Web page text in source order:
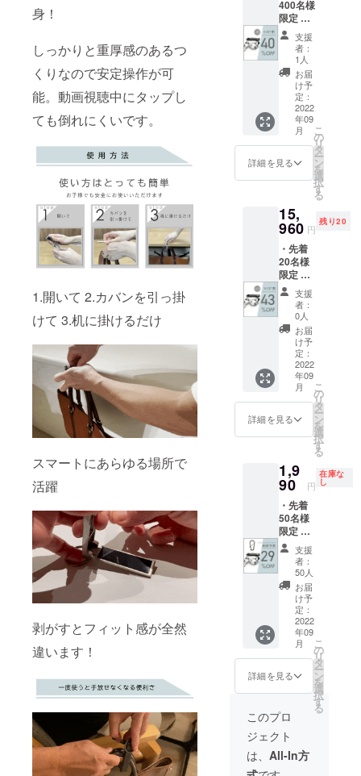
身！
しっかりと重厚感のあるつ
くりなので安定操作が可
能。動画視聴中にタップし
ても倒れにくいです。
1.開いて 2.カバンを引っ掛
けて 3.机に掛けるだけ
スマートにあらゆる場所で
活躍
剥がすとフィット感が全然
違います！
ご注文
状況、
使用部
材の供
給状
況、製
造工程
上の都
合等に
より出
荷時期
る場合
があり
売価格
が販売
予定価
格より
下がる
可能性
もござ
いま
す。 ※
デザイ
ン・仕
様は変
更にな
す。ご
了承く
ださ
い。 ※
ご注文
状況、
使用部
材の供
給状
況、製
造工程
上の都
合等に
より出
荷時期
る場合
があり
ので
す。 ・
※価格は
消費税
込・送
料込で
す。 ※
色は4色
からお
選びい
ただけ
ます。
※皆様の
率が向
上した
場合、
正規販
売価格
が販売
予定価
格より
下がる
可能性
もござ
いま
す。 ※
デザイ
ン・仕
様は変
更にな
す。ご
了承く
ださ
い。 ※
ご注文
状況、
使用部
材の供
給状
況、製
造工程
上の都
合等に
より出
荷時期
る場合
があり
400名様
限定 ・
smarth
ook #ス
マフッ
ク ×5点
・一般
販売予
定価
格：
14,000
円(税込)
・割引
率は税
込予定
格
(14,000
円)に対
するも
ので
す。 ・
※価格は
消費税
込・送
料込で
す。 ※
色は4色
からお
選びい
ただけ
ます。
※皆様の
率が向
上した
場合、
正規販
売価格
が販売
予定価
格より
下がる
可能性
もござ
いま
す。 ※
デザイ
ン・仕
様は変
更にな
ざいま
了承く
ださ
い。 ※
支援
者：
1人
お届
け予
定：
2022
年09
月
詳細を見る
こ
の
リ
タ
ー
ン
を
選
択
す
る
15,
960 円
残り20
・先着
20名様
限定 ・
smarth
ook #ス
マフッ
ク × 10
点 ・一
般販売
予定価
格：
28,000
円(税込)
・割引
率は税
込予定
格
(28,000
円)に対
するも
ので
す。 ・
※価格は
消費税
込・送
料込で
す。 ※
色は4色
からお
選びい
ただけ
ます。
※皆様の
量産効
率が向
上した
場合、
正規販
支援
者：
0人
お届
け予
定：
2022
年09
月
詳細を見る
こ
の
リ
タ
ー
ン
を
選
択
す
る
1,9
90 円
在庫な
し
・先着
50名様
限定 ・
smarth
ook #ス
マフッ
ク × 1点
＋チタ
ニウム
カラビ
ナ【提
供】 ・
一般販
売予定
価格：
2,800円
(税込)
・割引
率は税
込予定
販売価
支援
者：
50人
お届
け予
定：
2022
年09
月
詳細を見る
こ
の
リ
タ
ー
ン
を
選
択
す
る
このプロ
ジェクト
は、 All-In方